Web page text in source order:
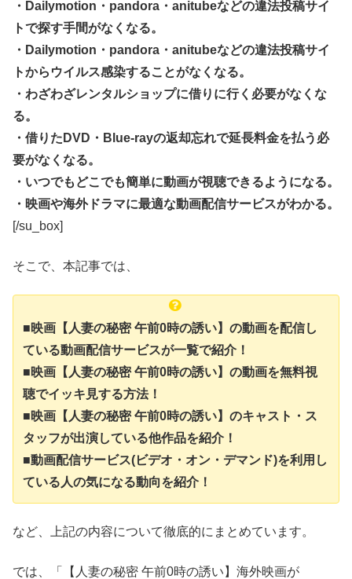
・Dailymotion・pandora・anitubeなどの違法投稿サイ
トで探す手間がなくなる。
・Dailymotion・pandora・anitubeなどの違法投稿サイ
トからウイルス感染することがなくなる。
・わざわざレンタルショップに借りに行く必要がなくな
る。
・借りたDVD・Blue-rayの返却忘れで延長料金を払う必
要がなくなる。
・いつでもどこでも簡単に動画が視聴できるようになる。
・映画や海外ドラマに最適な動画配信サービスがわかる。
[/su_box]
そこで、本記事では、
■映画【人妻の秘密 午前0時の誘い】の動画を配信し
ている動画配信サービスが一覧で紹介！
■映画【人妻の秘密 午前0時の誘い】の動画を無料視
聴でイッキ見する方法！
■映画【人妻の秘密 午前0時の誘い】のキャスト・ス
タッフが出演している他作品を紹介！
■動画配信サービス(ビデオ・オン・デマンド)を利用し
ている人の気になる動向を紹介！
など、上記の内容について徹底的にまとめています。
では、「【人妻の秘密 午前0時の誘い】海外映画が